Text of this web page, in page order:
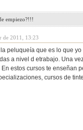
empiezo?!!!
de 2011, 13:23
peluqueía que es lo que
a nivel d etrabajo. Una
estos cursos te
cursos de